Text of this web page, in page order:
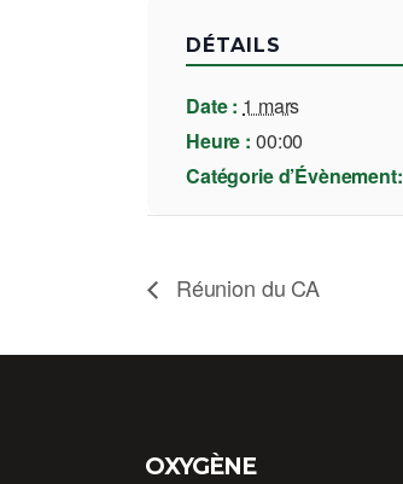
DÉTAILS
Date : 1 mars
Heure : 00:00
Catégorie d’Évènement:
Réunion du CA
OXYGÈNE